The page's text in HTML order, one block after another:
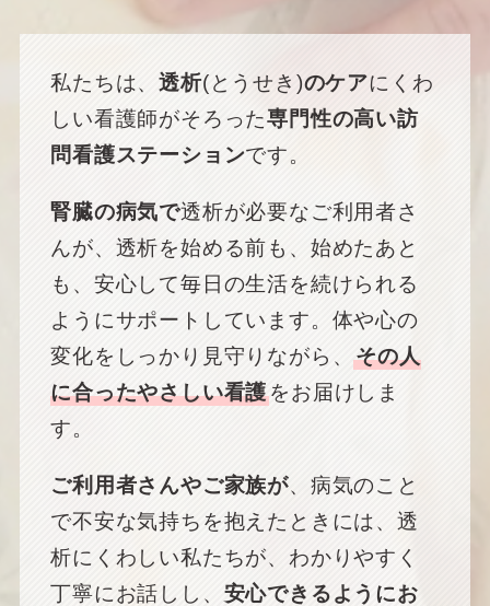
私たちは、透析(とうせき)のケアにくわ
しい看護師がそろった専門性の高い訪
問看護ステーションです。
腎臓の病気で透析が必要なご利用者さ
んが、透析を始める前も、始めたあと
も、安心して毎日の生活を続けられる
ようにサポートしています。体や心の
変化をしっかり見守りながら、その人
に合ったやさしい看護をお届けしま
す。
ご利用者さんやご家族が、病気のこと
で不安な気持ちを抱えたときには、透
析にくわしい私たちが、わかりやすく
丁寧にお話しし、 安心できるようにお